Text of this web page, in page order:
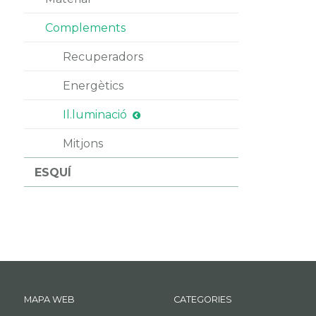
Complements
Recuperadors
Energètics
Il.luminació
Mitjons
ESQUÍ
MAPA WEB
CATEGORIES